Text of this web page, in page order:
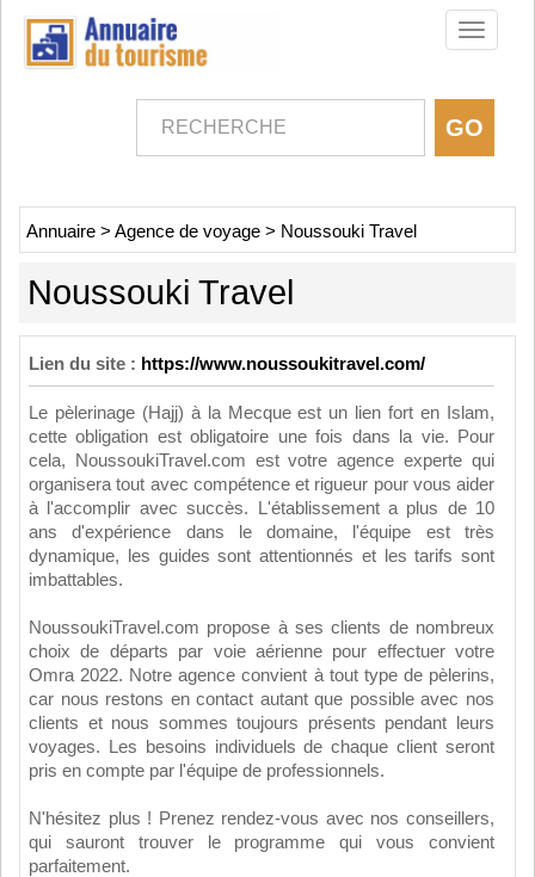
Toggle
Annuaire > Agence de voyage > Noussouki Travel
Noussouki Travel
Lien du site : https://www.noussoukitravel.com/
Le pèlerinage (Hajj) à la Mecque est un lien fort en Islam,
cette obligation est obligatoire une fois dans la vie. Pour
cela, NoussoukiTravel.com est votre agence experte qui
organisera tout avec compétence et rigueur pour vous aider
à l'accomplir avec succès. L'établissement a plus de 10
ans d'expérience dans le domaine, l'équipe est très
dynamique, les guides sont attentionnés et les tarifs sont
imbattables.
NoussoukiTravel.com propose à ses clients de nombreux
choix de départs par voie aérienne pour effectuer votre
Omra 2022. Notre agence convient à tout type de pèlerins,
car nous restons en contact autant que possible avec nos
clients et nous sommes toujours présents pendant leurs
voyages. Les besoins individuels de chaque client seront
pris en compte par l'équipe de professionnels.
N'hésitez plus ! Prenez rendez-vous avec nos conseillers,
qui sauront trouver le programme qui vous convient
parfaitement.